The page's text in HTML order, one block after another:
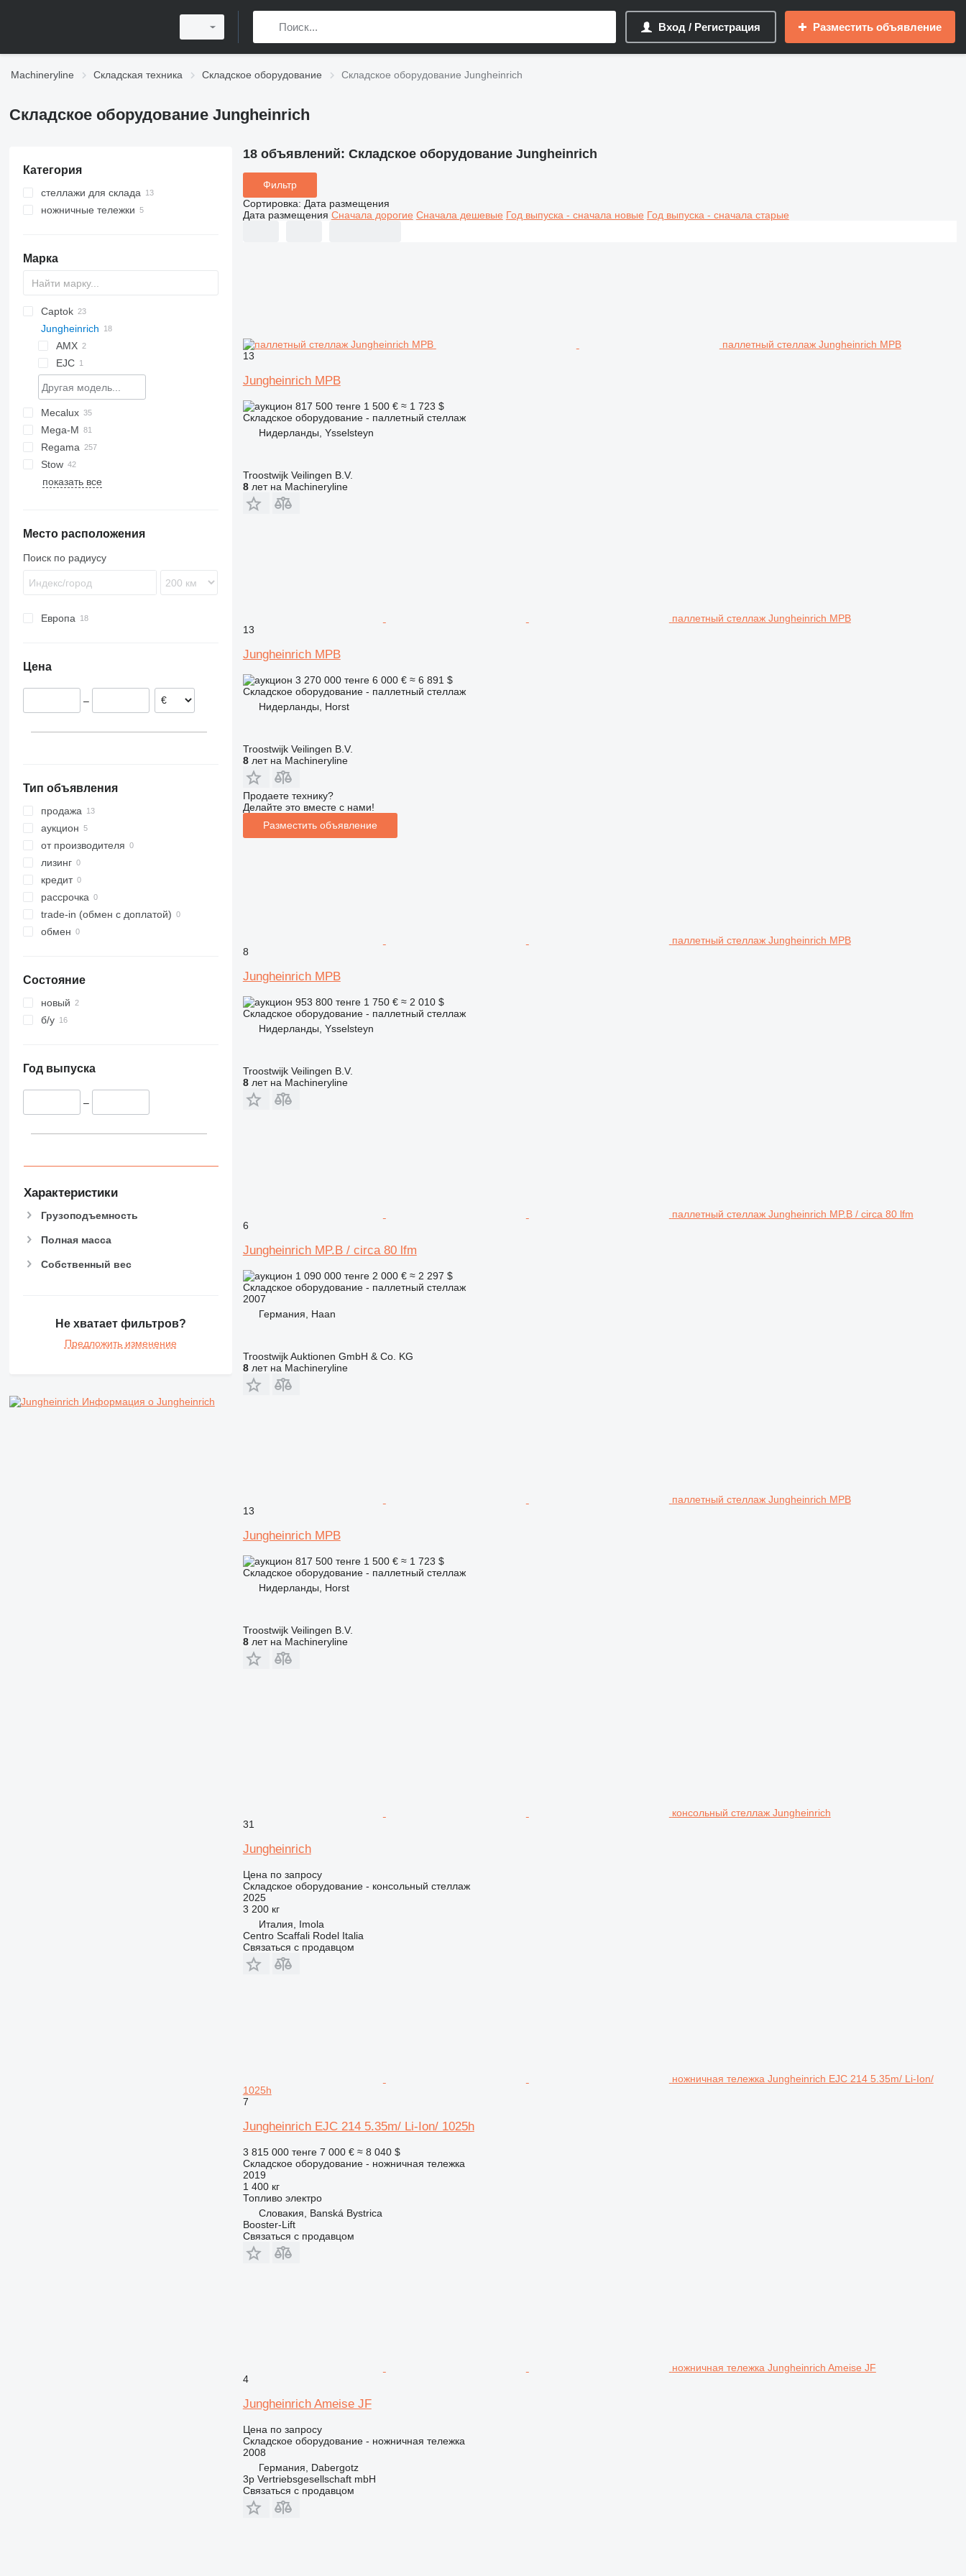
Вход / Регистрация Разместить объявление
Machineryline Складская техника Складское оборудование Складское оборудование Jungheinrich
Складское оборудование Jungheinrich
Категория
стеллажи для склада
паллетные стеллажи
ножничные тележки
Марка
RWE
SPE
SWE
CarGo
Captok
CK
H-series
Profi
Jungheinrich
AMX
AMX 10
EJC
S-series
Mecalux
Mega-M
HX
Regama
Stow
SPE
показать все
Место расположения
Поиск по радиусу
Европа
Словакия
Румыния
Цена
–
Тип объявления
продажа
аукцион
от производителя
лизинг
кредит
рассрочка
trade-in (обмен с доплатой)
обмен
Состояние
новый
б/у
Год выпуска
–
Характеристики
Грузоподъемность
Полная масса
Собственный вес
Не хватает фильтров?
Предложить изменение
Информация о Jungheinrich
18 объявлений: Складское оборудование Jungheinrich
Фильтр
Сортировка: Дата размещения
Дата размещения Сначала дорогие Сначала дешевые Год выпуска - сначала новые Год выпуска - сначала старые
паллетный стеллаж Jungheinrich MPB
13
Jungheinrich MPB
817 500 тенге 1 500 € ≈ 1 723 $
Складское оборудование - паллетный стеллаж
Нидерланды, Ysselsteyn
Troostwijk Veilingen B.V.
8лет на Machineryline
паллетный стеллаж Jungheinrich MPB
13
Jungheinrich MPB
3 270 000 тенге 6 000 € ≈ 6 891 $
Складское оборудование - паллетный стеллаж
Нидерланды, Horst
Troostwijk Veilingen B.V.
8лет на Machineryline
Продаете технику?
Делайте это вместе с нами!
Разместить объявление
паллетный стеллаж Jungheinrich MPB
8
Jungheinrich MPB
953 800 тенге 1 750 € ≈ 2 010 $
Складское оборудование - паллетный стеллаж
Нидерланды, Ysselsteyn
Troostwijk Veilingen B.V.
8лет на Machineryline
паллетный стеллаж Jungheinrich MP.B / circa 80 lfm
6
Jungheinrich MP.B / circa 80 lfm
1 090 000 тенге 2 000 € ≈ 2 297 $
Складское оборудование - паллетный стеллаж
2007
Германия, Haan
Troostwijk Auktionen GmbH & Co. KG
8лет на Machineryline
паллетный стеллаж Jungheinrich MPB
13
Jungheinrich MPB
817 500 тенге 1 500 € ≈ 1 723 $
Складское оборудование - паллетный стеллаж
Нидерланды, Horst
Troostwijk Veilingen B.V.
8лет на Machineryline
консольный стеллаж Jungheinrich
31
Jungheinrich
Цена по запросу
Складское оборудование - консольный стеллаж
2025
3 200 кг
Италия, Imola
Centro Scaffali Rodel Italia
Связаться с продавцом
ножничная тележка Jungheinrich EJC 214 5.35m/ Li-Ion/
1025h
7
Jungheinrich EJC 214 5.35m/ Li-Ion/ 1025h
3 815 000 тенге 7 000 € ≈ 8 040 $
Складское оборудование - ножничная тележка
2019
1 400 кг
Топливо электро
Словакия, Banská Bystrica
Booster-Lift
Связаться с продавцом
ножничная тележка Jungheinrich Ameise JF
4
Jungheinrich Ameise JF
Цена по запросу
Складское оборудование - ножничная тележка
2008
Германия, Dabergotz
3p Vertriebsgesellschaft mbH
Связаться с продавцом